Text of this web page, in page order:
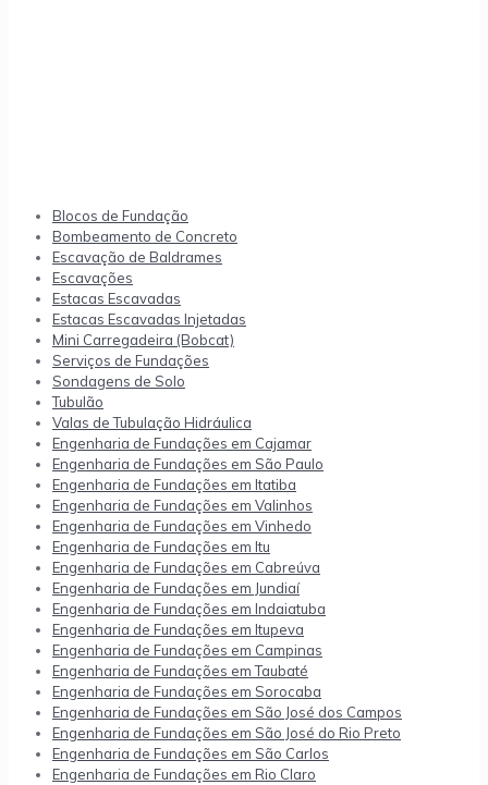
Blocos de Fundação
Bombeamento de Concreto
Escavação de Baldrames
Escavações
Estacas Escavadas
Estacas Escavadas Injetadas
Mini Carregadeira (Bobcat)
Serviços de Fundações
Sondagens de Solo
Tubulão
Valas de Tubulação Hidráulica
Engenharia de Fundações em Cajamar
Engenharia de Fundações em São Paulo
Engenharia de Fundações em Itatiba
Engenharia de Fundações em Valinhos
Engenharia de Fundações em Vinhedo
Engenharia de Fundações em Itu
Engenharia de Fundações em Cabreúva
Engenharia de Fundações em Jundiaí
Engenharia de Fundações em Indaiatuba
Engenharia de Fundações em Itupeva
Engenharia de Fundações em Campinas
Engenharia de Fundações em Taubaté
Engenharia de Fundações em Sorocaba
Engenharia de Fundações em São José dos Campos
Engenharia de Fundações em São José do Rio Preto
Engenharia de Fundações em São Carlos
Engenharia de Fundações em Rio Claro